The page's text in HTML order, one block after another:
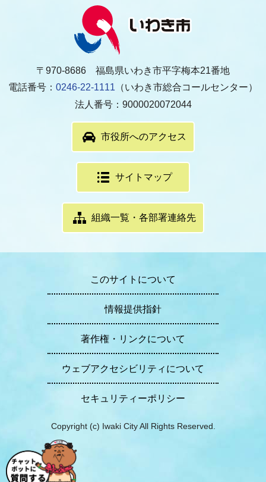
〒970-8686 福島県いわき市平字梅本21番地
電話番号： 0246-22-1111 （いわき市総合コールセンター）
法人番号：9000020072044
市役所へのアクセス
サイトマップ
組織一覧・各部署連絡先
このサイトについて
情報提供指針
著作権・リンクについて
ウェブアクセシビリティについて
セキュリティーポリシー
Copyright (c) Iwaki City All Rights Reserved.